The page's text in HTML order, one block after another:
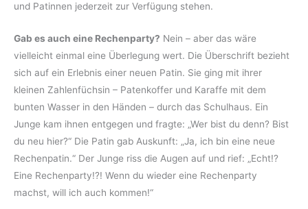
und Patinnen jederzeit zur Verfügung stehen.
Gab es auch eine Rechenparty? Nein – aber das wäre
vielleicht einmal eine Überlegung wert. Die Überschrift bezieht
sich auf ein Erlebnis einer neuen Patin. Sie ging mit ihrer
kleinen Zahlenfüchsin – Patenkoffer und Karaffe mit dem
bunten Wasser in den Händen – durch das Schulhaus. Ein
Junge kam ihnen entgegen und fragte: „Wer bist du denn? Bist
du neu hier?“ Die Patin gab Auskunft: „Ja, ich bin eine neue
Rechenpatin.“ Der Junge riss die Augen auf und rief: „Echt!?
Eine Rechenparty!?! Wenn du wieder eine Rechenparty
machst, will ich auch kommen!“